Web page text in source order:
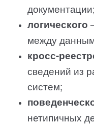
документации;
логического
между
кросс-
сведений из
систем;
нетипичных